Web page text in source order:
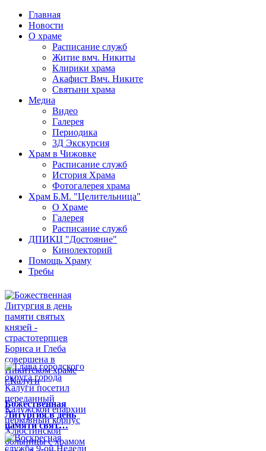
Главная
Новости
О храме
Расписание служб
Житие вмч. Никиты
Клирики храма
Акафист Вмч. Никите
Святыни храма
Медиа
Видео
Галерея
Периодика
3Д Экскурсия
Храм в Чижовке
Расписание служб
История Храма
Фотогалерея храма
Храм Б.М. "Целительница"
О Храме
Галерея
Расписание служб
ДПИКЦ "Достояние"
Кинолекторий
Помощь Храму
Требы
Божественная
Литургия в день
памяти свят…